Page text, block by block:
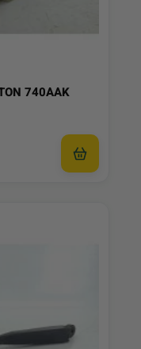
740AAK